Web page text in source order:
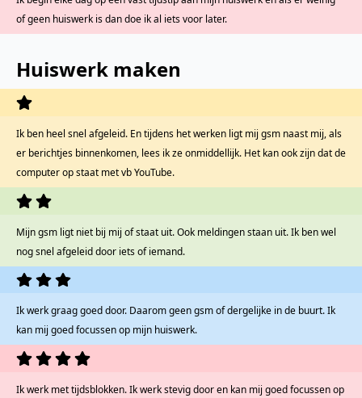
of geen huiswerk is dan doe ik al iets voor later.
Huiswerk maken
Ik ben heel snel afgeleid. En tijdens het werken ligt mij gsm naast mij, als
er berichtjes binnenkomen, lees ik ze onmiddellijk. Het kan ook zijn dat de
computer op staat met vb YouTube.
Mijn gsm ligt niet bij mij of staat uit. Ook meldingen staan uit. Ik ben wel
nog snel afgeleid door iets of iemand.
Ik werk graag goed door. Daarom geen gsm of dergelijke in de buurt. Ik
kan mij goed focussen op mijn huiswerk.
Ik werk met tijdsblokken. Ik werk stevig door en kan mij goed focussen op